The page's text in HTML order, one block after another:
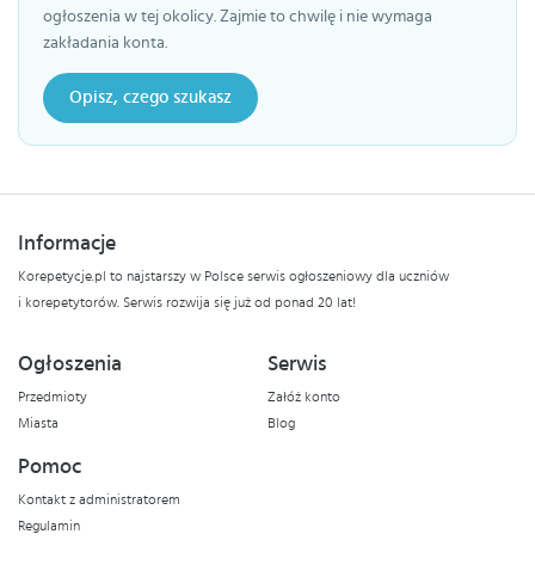
ogłoszenia w tej okolicy. Zajmie to chwilę i nie wymaga
zakładania konta.
Opisz, czego szukasz
Informacje
Korepetycje.pl to najstarszy w Polsce serwis ogłoszeniowy dla uczniów
i korepetytorów. Serwis rozwija się już od ponad 20 lat!
Ogłoszenia
Przedmioty
Miasta
Serwis
Załóż konto
Blog
Pomoc
Kontakt z administratorem
Regulamin